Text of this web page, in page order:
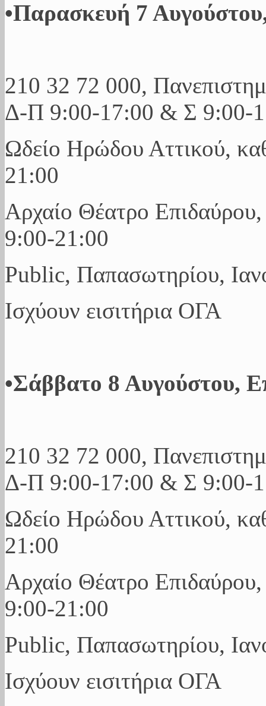
•Παρασκευή 7
210 32 72 000,
Δ-Π 9:00-17:00 & Σ 9:00-
Ωδείο Ηρώδου Αττικού,
21:00
Αρχαίο Θέατρο
9:00-21:00
Public, Παπασωτηρίου,
Ισχύουν εισιτήρια ΟΓΑ
•Σάββατο 8 Αυγούστου,
210 32 72 000,
Δ-Π 9:00-17:00 & Σ 9:00-
Ωδείο Ηρώδου Αττικού,
21:00
Αρχαίο Θέατρο
9:00-21:00
Public, Παπασωτηρίου,
Ισχύουν εισιτήρια ΟΓΑ